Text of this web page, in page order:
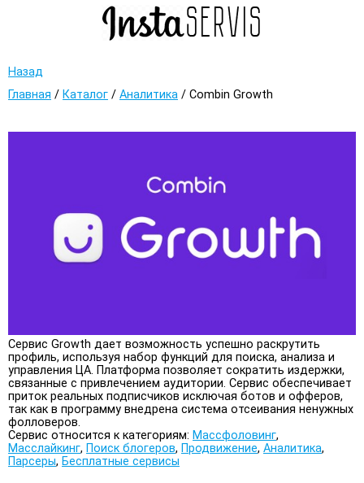
Назад
Главная / Каталог / Аналитика / Combin Growth
Сервис Growth дает возможность успешно раскрутить
профиль, используя набор функций для поиска, анализа и
управления ЦА. Платформа позволяет сократить издержки,
связанные с привлечением аудитории. Сервис обеспечивает
приток реальных подписчиков исключая ботов и офферов,
так как в программу внедрена система отсеивания ненужных
фолловеров.
Сервис относится к категориям: Массфоловинг,
Масслайкинг, Поиск блогеров, Продвижение, Аналитика,
Парсеры, Бесплатные сервисы